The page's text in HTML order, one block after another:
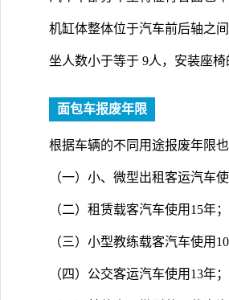
机缸体整体位于汽车前后轴之
坐人数小于等于 9人，安装座
面包车报废年限
根据车辆的不同用途报废年限
（一）小、微型出租客运汽车
（二）租赁载客汽车使用15年；
（三）小型教练载客汽车使用
（四）公交客运汽车使用13年；